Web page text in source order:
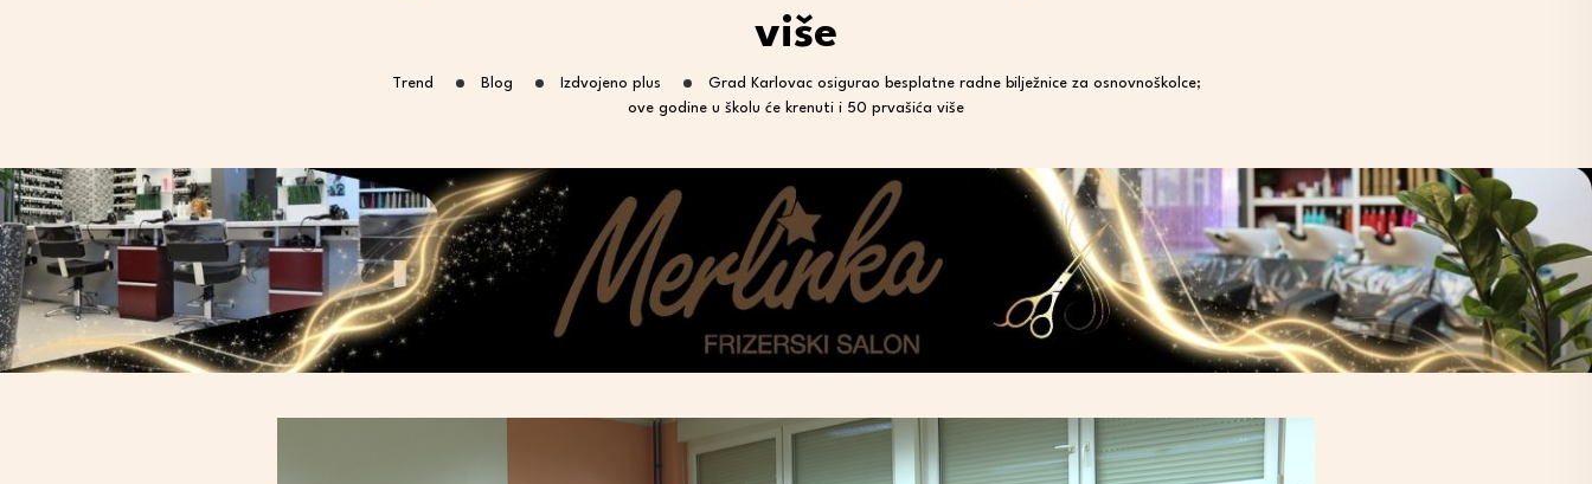
više
Trend Blog Izdvojeno plus
Grad Karlovac osigurao besplatne radne bilježnice za osnovnoškolce;
ove godine u školu će krenuti i 50 prvašića više